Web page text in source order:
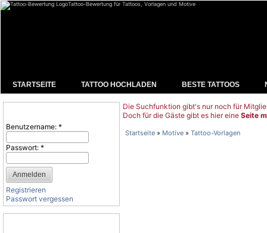
Tattoo-Bewertung für Tattoos, Vorlagen und Motive
STARTSEITE TATTOO HOCHLADEN BESTE TATTOOS
Benutzername: *
Passwort: *
Registrieren
Passwort vergessen
Die Suchfunktion gibt's nur noch für
Doch für die Gäste gibt es hier eine Seite
Startseite » Motive » Tattoo-Vorlagen